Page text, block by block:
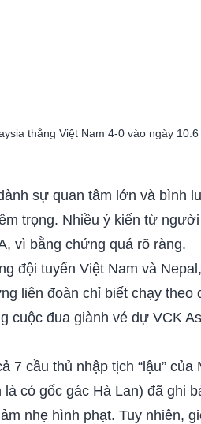
thắng Việt Nam 4-0 vào ngày 10.6
sự quan tâm lớn và bình
trọng. Nhiều ý kiến từ
vì bằng chứng quá rõ ràng.
đội tuyển Việt Nam và
liên đoàn chỉ biết chạy theo
đua giành vé dự VCK
cầu thủ nhập tịch “lậu” của
có gốc gác Hà Lan) đã ghi
nhẹ hình phạt. Tuy nhiên,